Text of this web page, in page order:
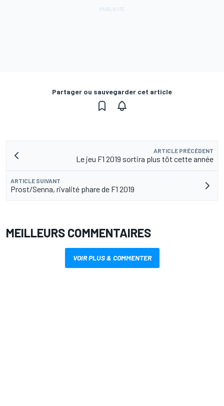
Partager ou sauvegarder cet article
ARTICLE PRÉCÉDENT
Le jeu F1 2019 sortira plus tôt cette année
ARTICLE SUIVANT
Prost/Senna, rivalité phare de F1 2019
MEILLEURS COMMENTAIRES
VOIR PLUS & COMMENTER